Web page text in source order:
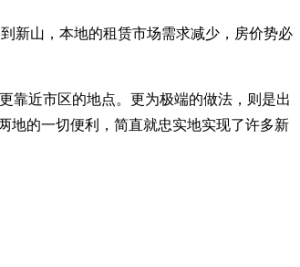
新山，本地的租赁市场需求减少，房价势必
靠近市区的地点。更为极端的做法，则是出
地的一切便利，简直就忠实地实现了许多新